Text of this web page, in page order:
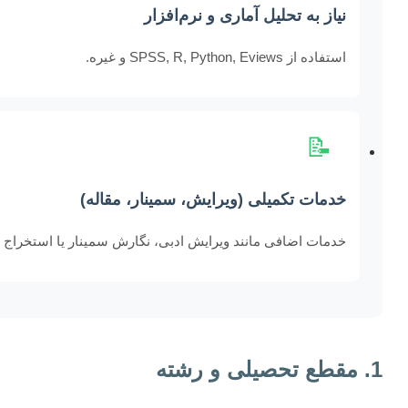
نیاز به تحلیل آماری و نرم‌افزار
استفاده از SPSS, R, Python, Eviews و غیره.
📝
خدمات تکمیلی (ویرایش، سمینار، مقاله)
خدمات اضافی مانند ویرایش ادبی، نگارش سمینار یا استخراج
1. مقطع تحصیلی و رشته